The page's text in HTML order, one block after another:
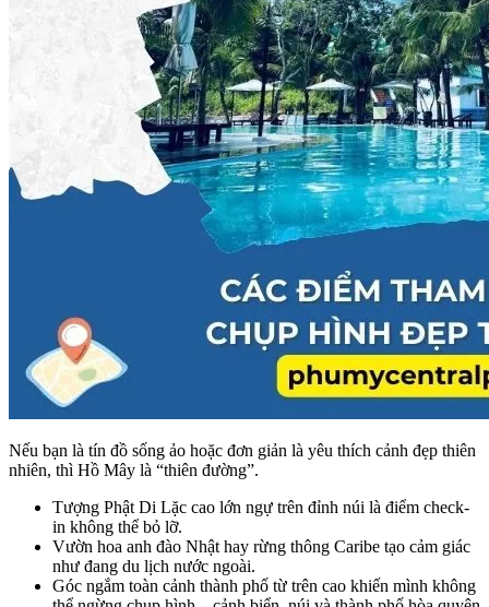
Nếu bạn là tín đồ sống ảo hoặc đơn giản là yêu thích cảnh đẹp thiên
nhiên, thì Hồ Mây là “thiên đường”.
Tượng Phật Di Lặc cao lớn ngự trên đỉnh núi là điểm check-
in không thể bỏ lỡ.
Vườn hoa anh đào Nhật hay rừng thông Caribe tạo cảm giác
như đang du lịch nước ngoài.
Góc ngắm toàn cảnh thành phố từ trên cao khiến mình không